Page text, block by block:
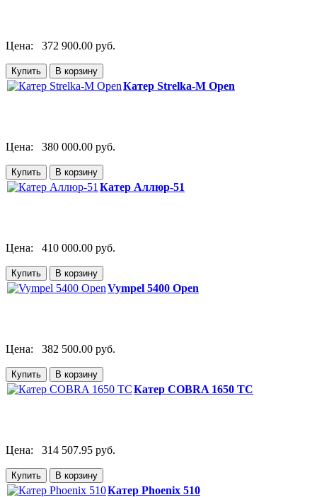
Цена: 372 900.00 руб.
Катер Strelka-М Open
Цена: 380 000.00 руб.
Катер Аллюр-51
Цена: 410 000.00 руб.
Vympel 5400 Open
Цена: 382 500.00 руб.
Катер COBRA 1650 TC
Цена: 314 507.95 руб.
Катер Phoenix 510